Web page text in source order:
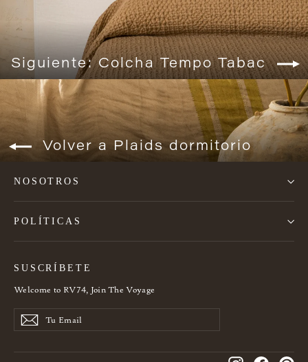
Siguiente: Colcha Tempo Tabac
Volver a Plaids dormitorio
NOSOTROS
POLÍTICAS
SUSCRÍBETE
Welcome to RV74, Join The Voyage
Tu
Email
SUSCRIBE
NOW
SUSCRIBE
NOW